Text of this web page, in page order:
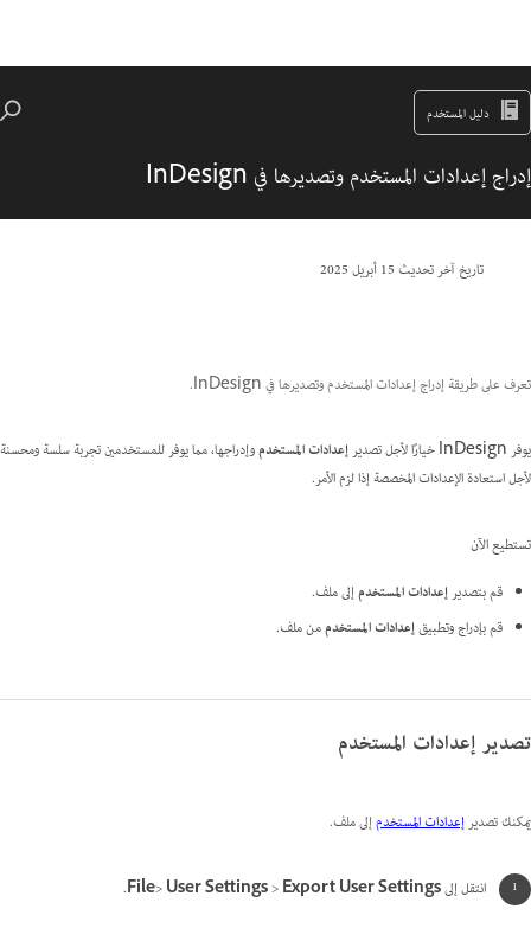
دليل المستخدم
إدراج إعدادات المستخدم وتصديرها في InDesign
تاريخ آخر تحديث15 أبريل 2025
تعرف على طريقة إدراج إعدادات المستخدم وتصديرها في InDesign.
يوفر InDesign خيارًا لأجل تصدير إعدادات المستخدموإدراجها، مما يوفر للمستخدمين تجربة سلسة ومحسنة
لأجل استعادة الإعدادات المخصصة إذا لزم الأمر.
تستطيع الآن
قم بتصديرإعدادات المستخدمإلى ملف.
قم بإدراج وتطبيقإعدادات المستخدممن ملف.
تصدير إعدادات المستخدم
يمكنك تصديرإعدادات المستخدمإلى ملف.
انتقل إلى File>User Settings>Export User Settings
.